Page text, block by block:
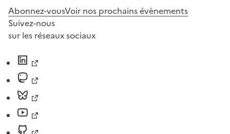
Abonnez-vousVoir nos prochains évènements
Suivez-nous
sur les réseaux sociaux